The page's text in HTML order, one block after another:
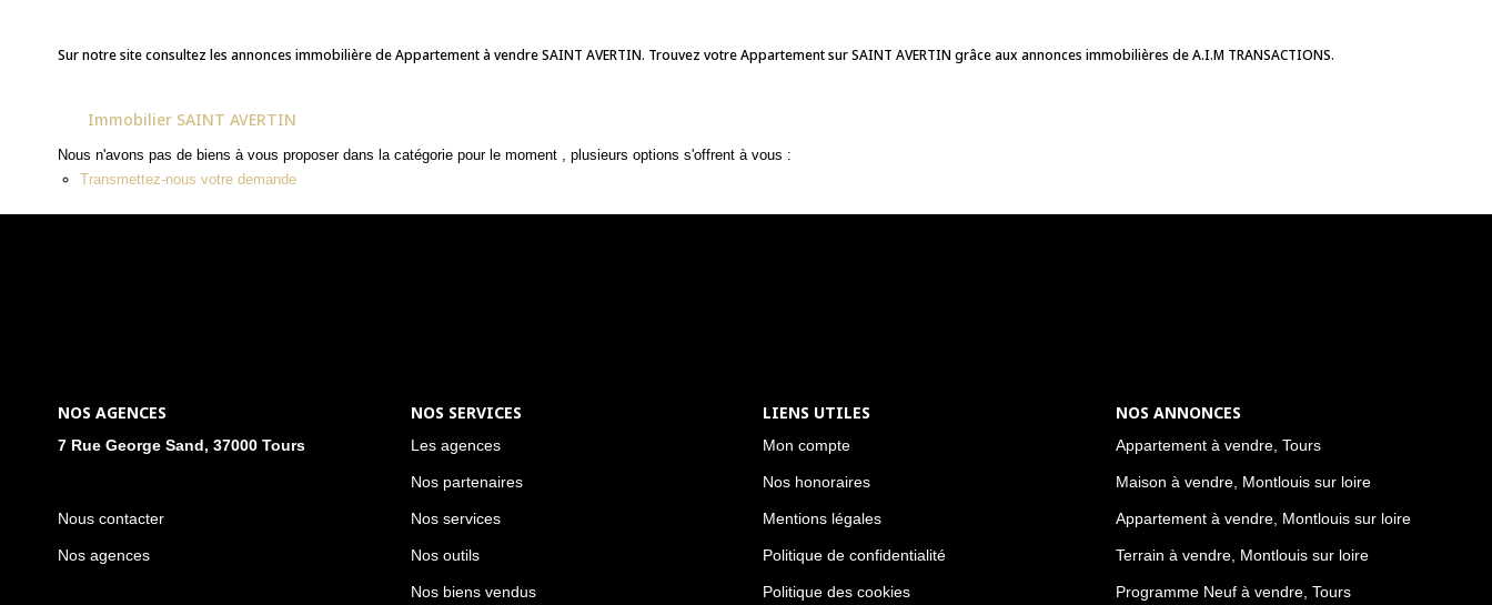
Sur notre site consultez les annonces immobilière de Appartement à vendre SAINT AVERTIN. Trouvez votre Appartement sur SAINT AVERTIN grâce aux annonces immobilières de A.I.M TRANSACTIONS.
Immobilier SAINT AVERTIN
Nous n'avons pas de biens à vous proposer dans la catégorie pour le moment , plusieurs options s'offrent à vous :
Transmettez-nous votre demande
NOS AGENCES
7 Rue George Sand, 37000 Tours
Nous contacter
Nos agences
NOS SERVICES
Les agences
Nos partenaires
Nos services
Nos outils
Nos biens vendus
LIENS UTILES
Mon compte
Nos honoraires
Mentions légales
Politique de confidentialité
Politique des cookies
NOS ANNONCES
Appartement à vendre, Tours
Maison à vendre, Montlouis sur loire
Appartement à vendre, Montlouis sur loire
Terrain à vendre, Montlouis sur loire
Programme Neuf à vendre, Tours